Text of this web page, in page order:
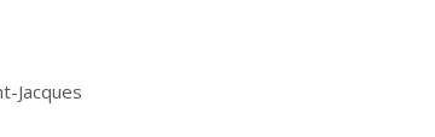
Jacques